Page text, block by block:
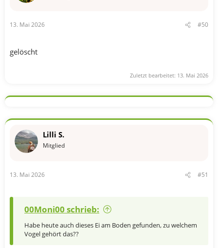
:
13. Mai 2026 #50
gelöscht
Zuletzt bearbeitet: 13. Mai 2026
Lilli S.
Mitglied
13. Mai 2026 #51
00Moni00 schrieb:
Habe heute auch dieses Ei am Boden gefunden, zu welchem
Vogel gehört das??